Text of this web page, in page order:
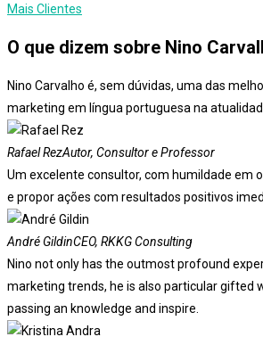
Mais Clientes
O que dizem sobre Nino
Nino Carvalho é, sem dúvidas, uma das
marketing em língua portuguesa na
Rafael RezAutor, Consultor e Professor
Um excelente consultor, com humildade em
e propor ações com resultados positivos
André GildinCEO, RKKG Consulting
Nino not only has the outmost profound
marketing trends, he is also particular gifted
passing an knowledge and inspire.